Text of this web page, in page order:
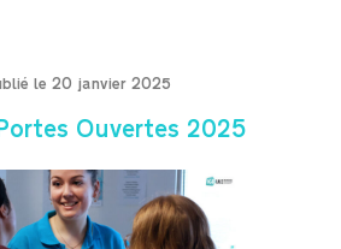
le 20 janvier 2025
Ouvertes 2025